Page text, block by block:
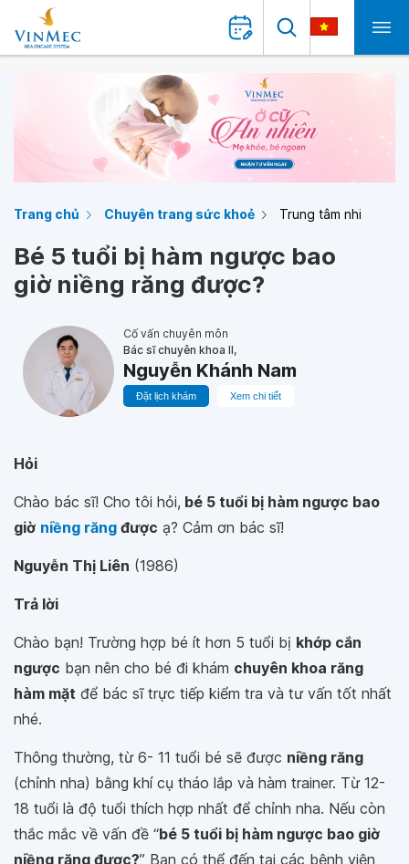
Trang chủ Chuyên trang sức khoẻ Trung tâm nhi
Bé 5 tuổi bị hàm ngược bao
giờ niềng răng được?
Cố vấn chuyên môn
Bác sĩ chuyên khoa II,
Nguyễn Khánh Nam
Đặt lịch khám Xem chi tiết
Hỏi
Chào bác sĩ! Cho tôi hỏi, bé 5 tuổi bị hàm ngược bao
giờ niềng răng được ạ? Cảm ơn bác sĩ!
Nguyễn Thị Liên (1986)
Trả lời
Chào bạn! Trường hợp bé ít hơn 5 tuổi bị khớp cắn
ngược bạn nên cho bé đi khám chuyên khoa răng
hàm mặt để bác sĩ trực tiếp kiểm tra và tư vấn tốt nhất
nhé.
Thông thường, từ 6- 11 tuổi bé sẽ được niềng răng
(chỉnh nha) bằng khí cụ tháo lắp và hàm trainer. Từ 12-
18 tuổi là độ tuổi thích hợp nhất để chỉnh nha. Nếu còn
thắc mắc về vấn đề “bé 5 tuổi bị hàm ngược bao giờ
niềng răng được?” Bạn có thể đến tại các bệnh viện